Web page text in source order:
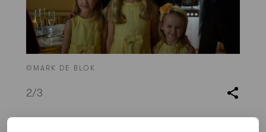
©MARK DE BLOK
2/3